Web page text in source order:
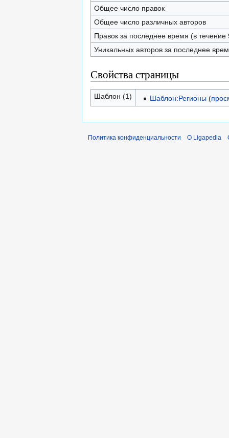
Общее число правок
Общее число различных авторов
Правок за последнее время (в течение
Уникальных авторов за последнее
Свойства страницы
Шаблон (1) Шаблон:Регионы(
Политика конфиденциальности О Ligapedia